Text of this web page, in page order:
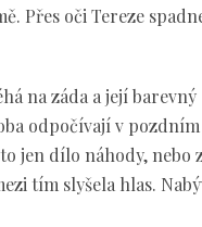
Přes oči Tereze
na záda a její
odpočívají v
jen dílo náhody, nebo
tím slyšela hlas.